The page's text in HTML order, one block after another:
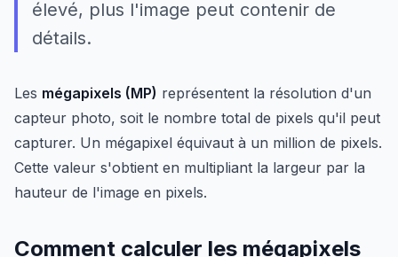
élevé, plus l'image peut contenir de
détails.
Les mégapixels (MP) représentent la résolution d'un
capteur photo, soit le nombre total de pixels qu'il peut
capturer. Un mégapixel équivaut à un million de pixels.
Cette valeur s'obtient en multipliant la largeur par la
hauteur de l'image en pixels.
Comment calculer les mégapixels